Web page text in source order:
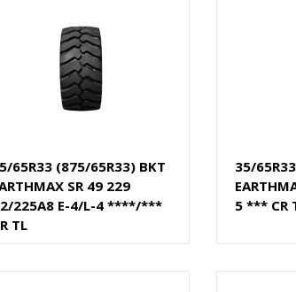
65R33 (875/65R33) BKT
SR 49 229
225A8 E-4/L-4 ****/***
TL
35/
5 *** CR